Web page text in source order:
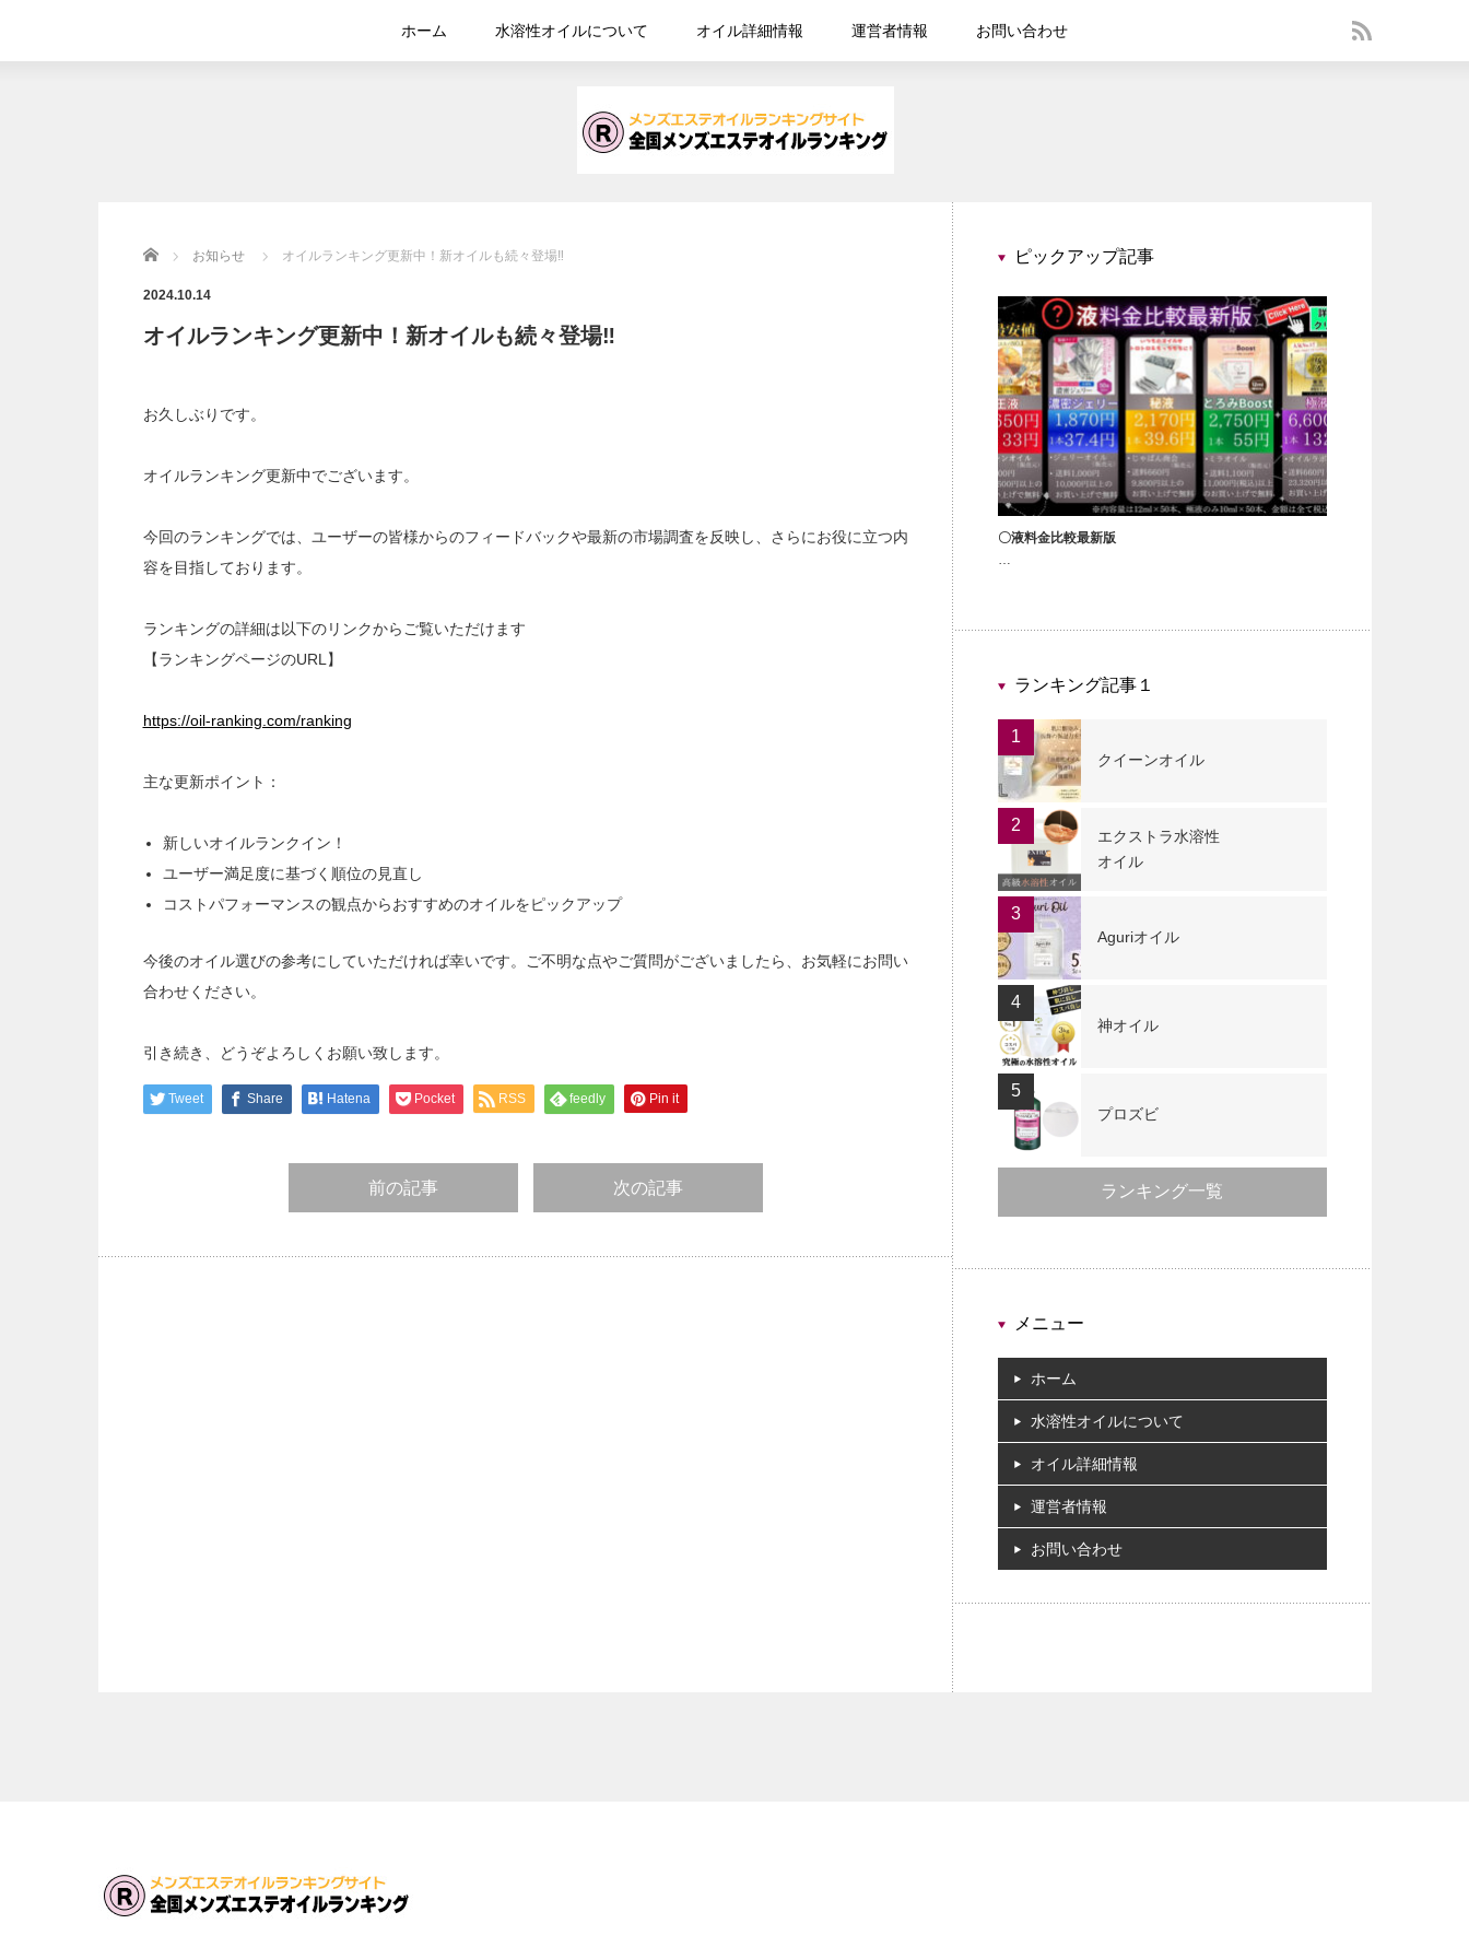
ホーム 水溶性オイルについて オイル詳細情報 運営者情報 お問い合わせ
Home お知らせ オイルランキング更新中！新オイルも続々登場‼
2024.10.14
オイルランキング更新中！新オイルも続々登場‼
お久しぶりです。
オイルランキング更新中でございます。
今回のランキングでは、ユーザーの皆様からのフィードバックや最新の市場調査を反映し、さらにお役に立つ内
容を目指しております。
ランキングの詳細は以下のリンクからご覧いただけます
【ランキングページのURL】
https://oil-ranking.com/ranking
主な更新ポイント：
新しいオイルランクイン！
ユーザー満足度に基づく順位の見直し
コストパフォーマンスの観点からおすすめのオイルをピックアップ
今後のオイル選びの参考にしていただければ幸いです。ご不明な点やご質問がございましたら、お気軽にお問い
合わせください。
引き続き、どうぞよろしくお願い致します。
Tweet Share Hatena Pocket RSS feedly Pin it
前の記事 次の記事
ピックアップ記事
〇液料金比較最新版
ランキング記事１
1
クイーンオイル
2
エクストラ水溶性
オイル
3
Aguriオイル
4
神オイル
5
プロズビ
ランキング一覧
メニュー
ホーム
水溶性オイルについて
オイル詳細情報
運営者情報
お問い合わせ